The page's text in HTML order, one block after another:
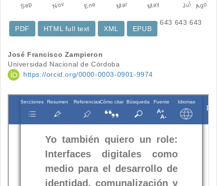
643
PDF
643
HTML full text
XML
643
EPUB
Contenido
principal
artículo
José Francisco Zampieron
Universidad Nacional de Córdoba
https://orcid.org/0000-0003-0901-9974